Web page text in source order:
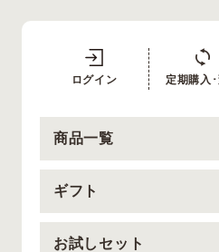
ログイン 定期購入
商品一覧
ギフト
お試しセット